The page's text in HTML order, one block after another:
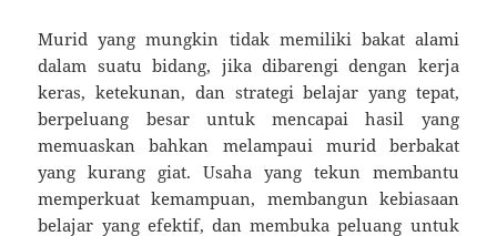
Murid yang mungkin tidak memiliki bakat alami
dalam suatu bidang, jika dibarengi dengan kerja
keras, ketekunan, dan strategi belajar yang tepat,
berpeluang besar untuk mencapai hasil yang
memuaskan bahkan melampaui murid berbakat
yang kurang giat. Usaha yang tekun membantu
memperkuat kemampuan, membangun kebiasaan
belajar yang efektif, dan membuka peluang untuk